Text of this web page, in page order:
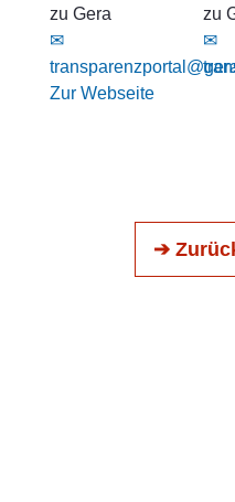
zu Gera
✉
Zur Webseite
zu
✉
➔